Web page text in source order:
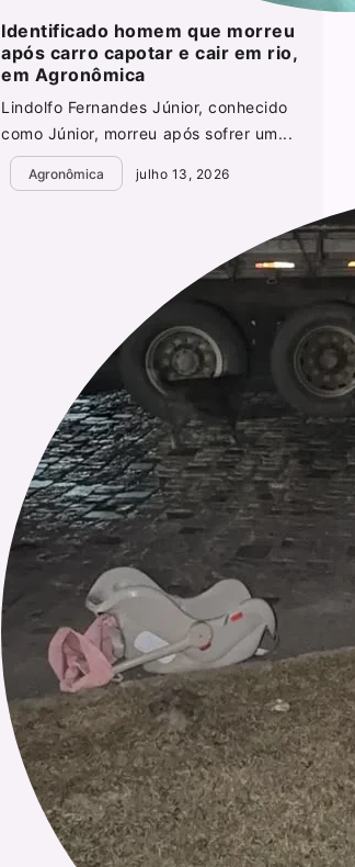
Identificado homem que morreu
após carro capotar e cair em rio,
em Agronômica
Lindolfo Fernandes Júnior, conhecido
como Júnior, morreu após sofrer um...
Agronômica julho 13, 2026